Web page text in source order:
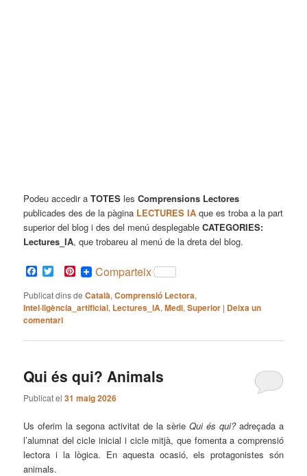
Podeu accedir aTOTES lesComprensions Lectores
publicades des de la pàgina LECTURES IA que es troba a la part
superior del blog i des del menú desplegableCATEGORIES:
Lectures_IA, que trobareu al menú de la dreta del blog.
Facebook
TwitterPinterest
Comparteix
Publicat dins de Català,Comprensió Lectora,
Intel·ligència_artificial, Lectures_IA,Medi,Superior | Deixa un
comentari
Qui és qui? Animals
Publicat el31 maig 2026
Us oferim la segona activitat de la sèrie Qui és qui?adreçada a
l’alumnat del cicle inicial i cicle mitjà, que fomenta a comprensió
lectora i la lògica. En aquesta ocasió, els protagonistes són
animals.